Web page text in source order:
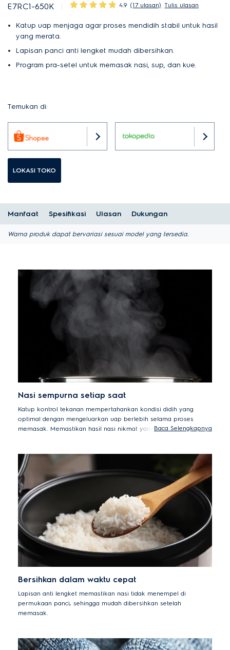
E7RC1-650K 4.9 (17 ulasan) Tulis ulasan
Katup uap menjaga agar proses mendidih stabil untuk hasil
yang merata.
Lapisan panci anti lengket mudah dibersihkan.
Program pra-setel untuk memasak nasi, sup, dan kue.
Temukan di:
LOKASI TOKO
Manfaat Spesifikasi Ulasan Dukungan
Warna produk dapat bervariasi sesuai model yang tersedia.
Nasi sempurna setiap saat
Katup kontrol tekanan mempertahankan kondisi didih yang
optimal dengan mengeluarkan uap berlebih selama proses
memasak. Memastikan hasil nasi nikmat yang berkualitas tinggi,
Baca Selengkapnya
Bersihkan dalam waktu cepat
Lapisan anti lengket memastikan nasi tidak menempel di
permukaan panci, sehingga mudah dibersihkan setelah
memasak.